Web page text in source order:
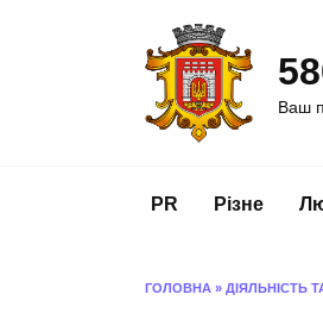
Ваш
PR Різне
ГОЛОВНА » ДІЯЛЬНІСТЬ